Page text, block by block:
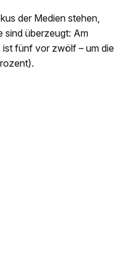
der Medien stehen,
sind überzeugt: Am
fünf vor zwölf – um die